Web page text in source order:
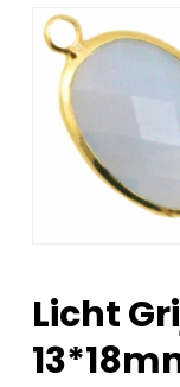
Licht